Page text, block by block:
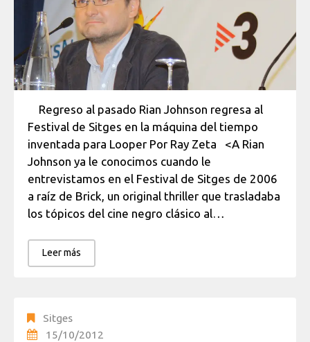
Regreso al pasado Rian Johnson regresa al
Festival de Sitges en la máquina del tiempo
inventada para Looper Por Ray Zeta <A Rian
Johnson ya le conocimos cuando le
entrevistamos en el Festival de Sitges de 2006
a raíz de Brick, un original thriller que trasladaba
los tópicos del cine negro clásico al…
Leer más
Sitges
15/10/2012